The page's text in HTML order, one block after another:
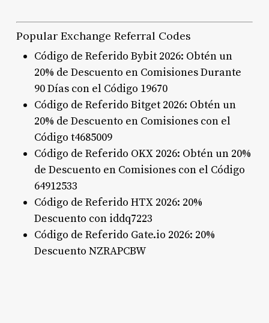
Popular Exchange Referral Codes
Código de Referido Bybit 2026: Obtén un
20% de Descuento en Comisiones Durante
90 Días con el Código 19670
Código de Referido Bitget 2026: Obtén un
20% de Descuento en Comisiones con el
Código t4685009
Código de Referido OKX 2026: Obtén un 20%
de Descuento en Comisiones con el Código
64912533
Código de Referido HTX 2026: 20%
Descuento con iddq7223
Código de Referido Gate.io 2026: 20%
Descuento NZRAPCBW